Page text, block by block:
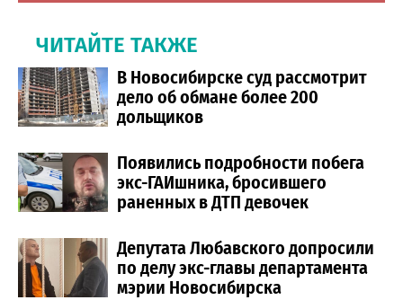
ЧИТАЙТЕ ТАКЖЕ
В Новосибирске суд рассмотрит
дело об обмане более 200
дольщиков
Появились подробности побега
экс-ГАИшника, бросившего
раненных в ДТП девочек
Депутата Любавского допросили
по делу экс-главы департамента
мэрии Новосибирска